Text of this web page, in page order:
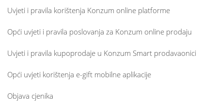
Uvjeti i pravila korištenja Konzum online platforme
Opći uvjeti i pravila poslovanja za Konzum online prodaju
Uvjeti i pravila kupoprodaje u Konzum Smart prodavaonici
Opći uvjeti korištenja e-gift mobilne aplikacije
Objava cjenika